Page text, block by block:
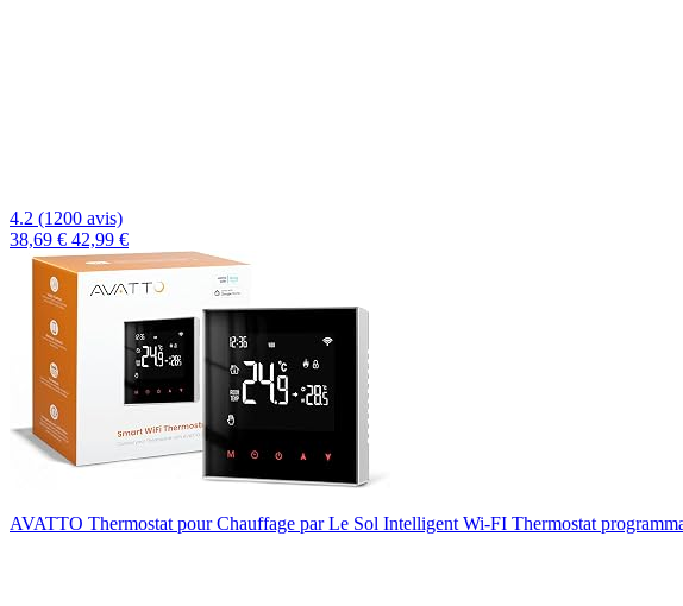
4.2 (1200 avis)
38,69 € 42,99 €
AVATTO Thermostat pour Chauffage par Le Sol Intelligent Wi-FI Thermostat